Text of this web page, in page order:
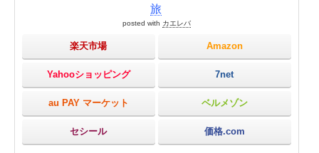
旅
posted with カエレバ
楽天市場 Amazon
Yahooショッピング 7net
au PAY マーケット ベルメゾン
セシール 価格.com